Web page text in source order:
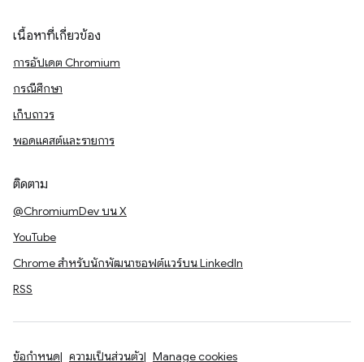
เนื้อหาที่เกี่ยวข้อง
การอัปเดต Chromium
กรณีศึกษา
เก็บถาวร
พอดแคสต์และรายการ
ติดตาม
@ChromiumDev บน X
YouTube
Chrome สำหรับนักพัฒนาซอฟต์แวร์บน LinkedIn
RSS
ข้อกำหนด ความเป็นส่วนตัว Manage cookies